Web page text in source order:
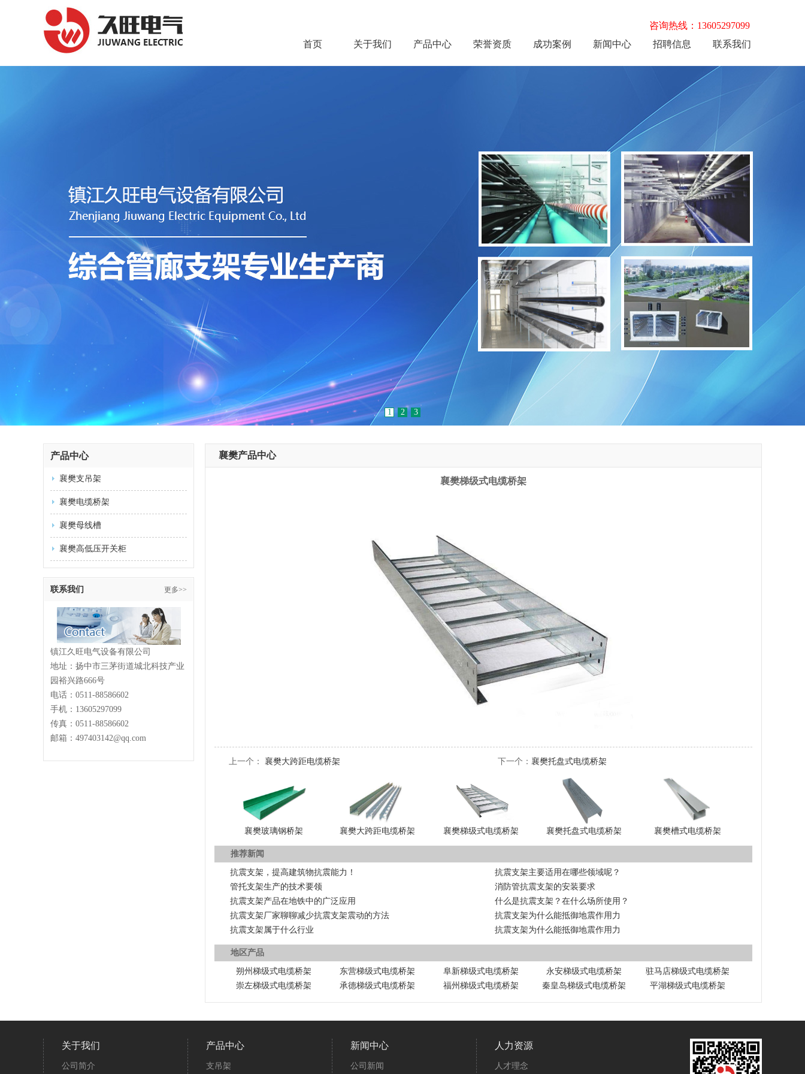
咨询热线：13605297099
首页
关于我们 产品中心 荣誉资质 成功案例 新闻中心 招聘信息 联系我们
1 2 3
产品中心
襄樊支吊架
襄樊电缆桥架
襄樊母线槽
襄樊高低压开关柜
联系我们 更多>>
镇江久旺电气设备有限公司
地址：扬中市三茅街道城北科技产业
园裕兴路666号
电话： 0511-88586602
手机：13605297099
传真： 0511-88586602
邮箱：497403142@qq.com
襄樊产品中心
襄樊梯级式电缆桥架
上一个： 襄樊大跨距电缆桥架 下一个： 襄樊托盘式电缆桥架
襄樊玻璃钢桥架 襄樊大跨距电缆桥架 襄樊梯级式电缆桥架 襄樊托盘式电缆桥架 襄樊槽式电缆桥架
推荐新闻
抗震支架，提高建筑物抗震能力！
抗震支架主要适用在哪些领域呢？
管托支架生产的技术要领
消防管抗震支架的安装要求
抗震支架产品在地铁中的广泛应用
什么是抗震支架？在什么场所使用？
抗震支架厂家聊聊减少抗震支架震动的方法
抗震支架为什么能抵御地震作用力
抗震支架属于什么行业
抗震支架为什么能抵御地震作用力
地区产品
朔州梯级式电缆桥架 东营梯级式电缆桥架 阜新梯级式电缆桥架 永安梯级式电缆桥架
驻马店梯级式电缆桥架
崇左梯级式电缆桥架
承德梯级式电缆桥架 福州梯级式电缆桥架 秦皇岛梯级式电缆桥架 平湖梯级式电缆桥架
关于我们
公司简介
产品中心
支吊架
新闻中心
公司新闻
人力资源
人才理念